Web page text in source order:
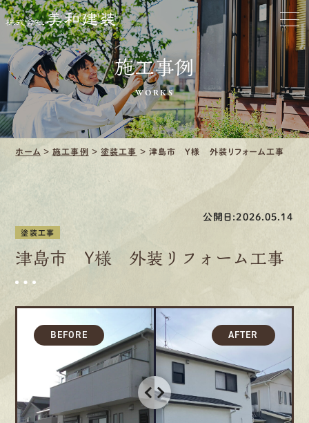
お家をきれいに
会社をきれいに
クリーニング
口コミ・レビュー紹介
募集要項
先輩インタビュー
エントリー
施工事例
WORKS
ホーム >施工事例 >塗装工事 > 津島市 Y様 外装リフォーム工事
公開日:2026.05.14
塗装工事
津島市 Y様 外装リフォーム工事